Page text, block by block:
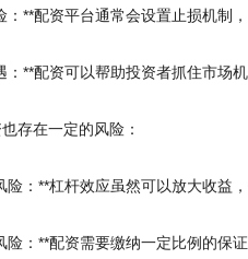
：**配资平台通常会设置止损机制
：**配资可以帮助投资者抓住市场
存在一定的风险：
险：**杠杆效应虽然可以放大收益
险：**配资需要缴纳一定比例的保